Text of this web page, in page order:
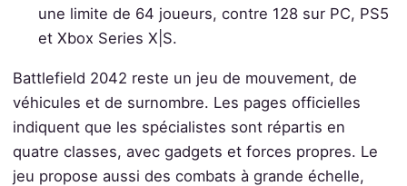
une limite de 64 joueurs, contre 128 sur PC, PS5
et Xbox Series X|S.
Battlefield 2042 reste un jeu de mouvement, de
véhicules et de surnombre. Les pages officielles
indiquent que les spécialistes sont répartis en
quatre classes, avec gadgets et forces propres. Le
jeu propose aussi des combats à grande échelle,